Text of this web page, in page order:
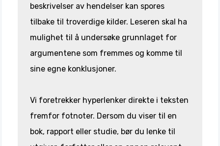
beskrivelser av hendelser kan spores
tilbake til troverdige kilder. Leseren skal ha
mulighet til å undersøke grunnlaget for
argumentene som fremmes og komme til
sine egne konklusjoner.
Vi foretrekker hyperlenker direkte i teksten
fremfor fotnoter. Dersom du viser til en
bok, rapport eller studie, bør du lenke til